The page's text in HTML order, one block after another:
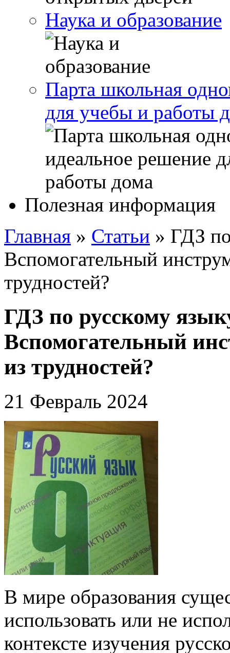
Наука и образование
Парта школьная
для учебы и работы
Полезная информация
Главная » Статьи » ГДЗ
Вспомогательный
трудностей?
ГДЗ по русскому
Вспомогательный
из трудностей?
21 Февраль 2024
В мире образования
использовать или не
контексте изучения